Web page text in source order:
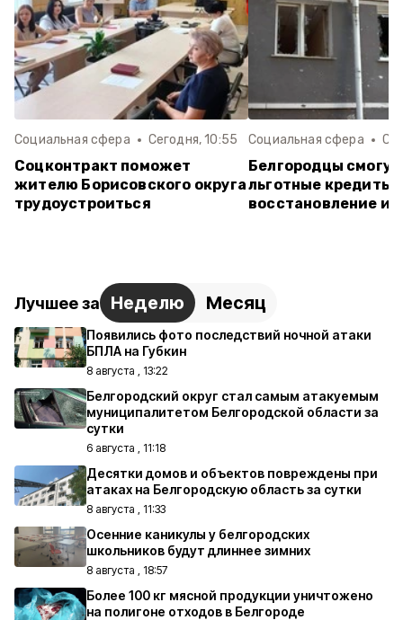
Социальная сфера Сегодня, 10:55
Соцконтракт поможет
жителю Борисовского округа
трудоустроиться
Социальная сфера
Белгородцы
льготные кредиты
восстановление
Лучшее за Неделю Месяц
Появились фото последствий ночной атаки
БПЛА на Губкин
8 августа , 13:22
Белгородский округ стал самым атакуемым
муниципалитетом Белгородской области за
сутки
6 августа , 11:18
Десятки домов и объектов повреждены при
атаках на Белгородскую область за сутки
8 августа , 11:33
Осенние каникулы у белгородских
школьников будут длиннее зимних
8 августа , 18:57
Более 100 кг мясной продукции уничтожено
на полигоне отходов в Белгороде